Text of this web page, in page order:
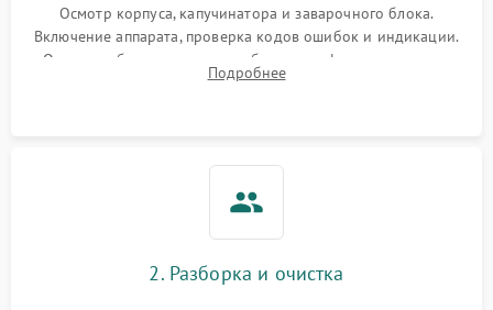
Осмотр корпуса, капучинатора и заварочного блока.
Включение аппарата, проверка кодов ошибок и индикации.
Оценка работы помпы, термоблока и кофемолки на слух.
Измерение температуры и давления воды для выявления
Подробнее
2. Разборка и очистка